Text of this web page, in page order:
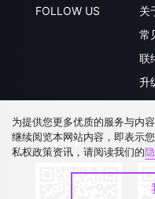
FOLLOW US
关
常
联
升
下载 APP
为提供您更多优质的服务与内
继续阅览本网站内容，即表示
私权政策资讯，请阅读我们的